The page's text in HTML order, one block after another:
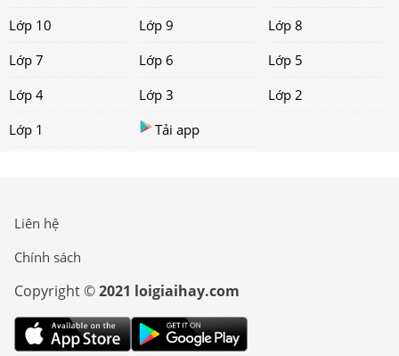
Lớp 10
Lớp 9
Lớp 8
Lớp 7
Lớp 6
Lớp 5
Lớp 4
Lớp 3
Lớp 2
Lớp 1
Tải app
Liên hệ
Chính sách
Copyright ©2021 loigiaihay.com